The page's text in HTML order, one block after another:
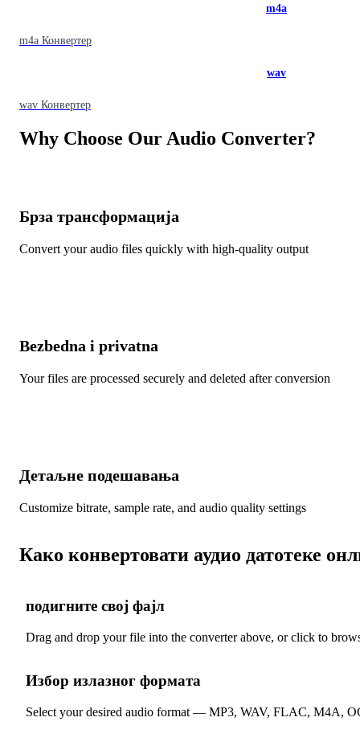
m4a
m4a Конвертер
wav
wav Конвертер
Why Choose Our Audio Converter?
Брза трансформација
Convert your audio files quickly with high-quality output
Bezbedna i privatna
Your files are processed securely and deleted after conversion
Детаљне подешавања
Customize bitrate, sample rate, and audio quality settings
Како конвертовати аудио датотеке
подигните свој фајл
Drag and drop your file into the converter above, or click to
Избор излазног формата
Select your desired audio format — MP3, WAV, FLAC, M4A,